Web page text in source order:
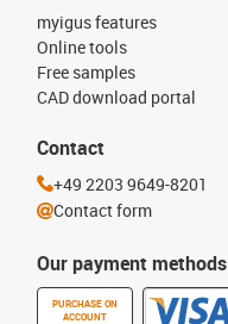
Our payment methods
PURCHASE ON
ACCOUNT
myigus features
Online tools
Free samples
CAD download portal
Contact
+49 2203 9649-8201
Contact form